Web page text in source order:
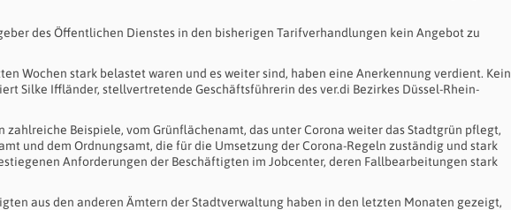
des Öffentlichen Dienstes in den bisherigen Tarifverhandlungen kein Angebot zu
Wochen stark belastet waren und es weiter sind, haben eine Anerkennung verdient. Kein
Silke Iffländer, stellvertretende Geschäftsführerin des ver.di Bezirkes Düssel-Rhein-
Beispiele, vom Grünflächenamt, das unter Corona weiter das Stadtgrün pflegt,
und dem Ordnungsamt, die für die Umsetzung der Corona-Regeln zuständig und stark
Anforderungen der Beschäftigten im Jobcenter, deren Fallbearbeitungen stark
aus den anderen Ämtern der Stadtverwaltung haben in den letzten Monaten gezeigt,